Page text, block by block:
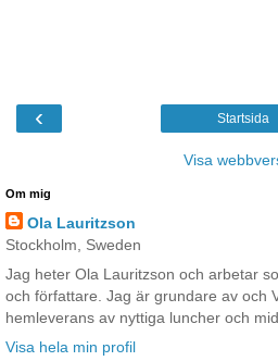
‹ Startsida
Visa
Om mig
Ola Lauritzson
Stockholm, Sweden
Jag heter Ola Lauritzson och arbetar
och författare. Jag är grundare av och
hemleverans av nyttiga luncher och
Visa hela min profil